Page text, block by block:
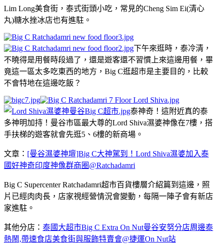
Lim Long美食街，泰式街頭小吃，常見的Cheng Sim Ei(清心
丸)糖水挫冰店也有進駐。
下午來逛時，泰冷清，
不曉得是用餐時段過了，還是遊客還不習慣上來這邊用餐，畢
竟這一區太多吃東西的地方，Big C逛超市是主要目的，比較
不會特地在這邊吃飯？
泰神奇！這附近真的泰
多神明加持！曼谷市區最大尊的Lord Shiva濕婆神像在7樓，搭
手扶梯的遊客就會先逛5、6樓的新商場。
文章： [曼谷濕婆神壇]Big C大神駕到！Lord Shiva濕婆加入泰
國好神奇印度神像群商圈@Ratchadamri
Big C Supercenter Ratchadamri超市百貨樓層介紹篇到這邊，照
片已經肉肉長，店家視經營情況會變動，每隔一陣子會有新店
家進駐。
其他分店： 泰國大超市Big C Extra On Nut曼谷安努分店周邊泰
熱鬧,帶速食店美食街與服飾特賣會@捷運On Nut站